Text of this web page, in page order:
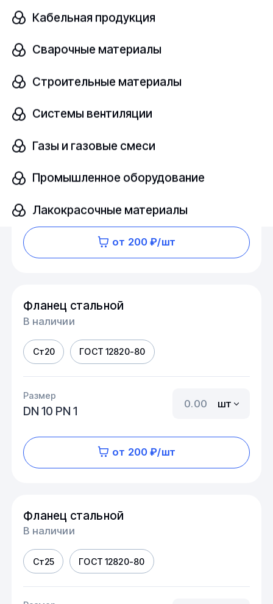
Кабельная продукция
Сварочные материалы
Строительные материалы
Системы вентиляции
Газы и газовые смеси
Промышленное оборудование
Лакокрасочные материалы
В наличии
10Г2 ГОСТ 12821-80
Размер
DN 10 PN 1
от 200 ₽/шт
Фланец стальной
В наличии
Ст20 ГОСТ 12820-80
Размер
DN 10 PN 1
шт
от 200 ₽/шт
Фланец стальной
В наличии
Ст25 ГОСТ 12820-80